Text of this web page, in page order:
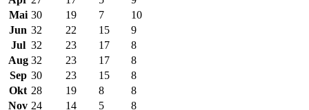
Mai 30 19 7
10
Jun 32 22 15
9
Jul 32 23 17
8
Aug 32 23 17
8
Sep 30 23 15
8
Okt 28 19 8
8
Nov 24 14 5 8